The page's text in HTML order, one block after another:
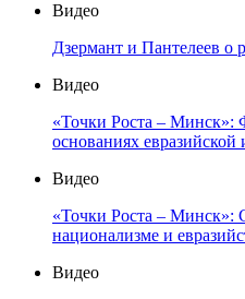
Видео
Дзермант и Пантелеев о
Видео
«Точки Роста – Минск»:
основаниях евразийской
Видео
«Точки Роста – Минск»:
национализме и
Видео